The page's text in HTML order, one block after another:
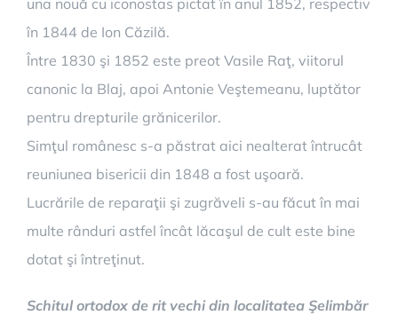
una nouă cu iconostas pictat în anul 1852, respectiv
în 1844 de Ion Căzilă.
Între 1830 şi 1852 este preot Vasile Raţ, viitorul
canonic la Blaj, apoi Antonie Veştemeanu, luptător
pentru drepturile grănicerilor.
Simţul românesc s-a păstrat aici nealterat întrucât
reuniunea bisericii din 1848 a fost uşoară.
Lucrările de reparaţii şi zugrăveli s-au făcut în mai
multe rânduri astfel încât lăcaşul de cult este bine
dotat şi întreţinut.
Schitul ortodox de rit vechi din localitatea Şelimbăr